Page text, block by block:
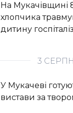
На Мукачівщині
хлопчика
дитину
3
У Мукачеві
вистави за